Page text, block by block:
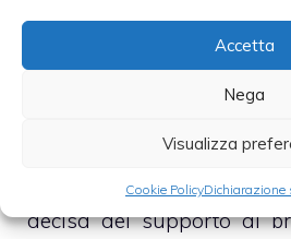
Accetta
Nega
Visualizza
Cookie PolicyDichiarazione
mattina alle ore 10: gli
un leggero
Il cambio potrebbe
vistosamente momentum
decisa del supporto di